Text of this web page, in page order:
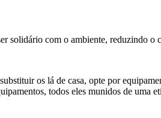
solidário com o ambiente, reduzindo o
os lá de casa, opte por
todos eles munidos de uma